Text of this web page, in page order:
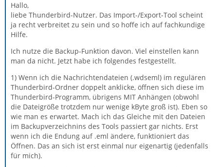
Hallo,
liebe Thunderbird-Nutzer. Das Import-/Export-Tool scheint
ja recht verbreitet zu sein und so hoffe ich auf fachkundige
Hilfe.
Ich nutze die Backup-Funktion davon. Viel einstellen kann
man da nicht. Jetzt habe ich folgendes festgestellt.
1) Wenn ich die Nachrichtendateien (.wdseml) im regulären
Thunderbird-Ordner doppelt anklicke, öffnen sich diese im
Thunderbird-Programm, übrigens MIT Anhängen (obwohl
die Dateigröße trotzdem nur wenige kByte groß ist). Eben so
wie man es erwartet. Mach ich das Gleiche mit den Dateien
im Backupverzeichnins des Tools passiert gar nichts. Erst
wenn ich die Endung auf .eml ändere, funktioniert das
Öffnen. Das an sich ist erst einmal nur eigenartig (jedenfalls
für mich).